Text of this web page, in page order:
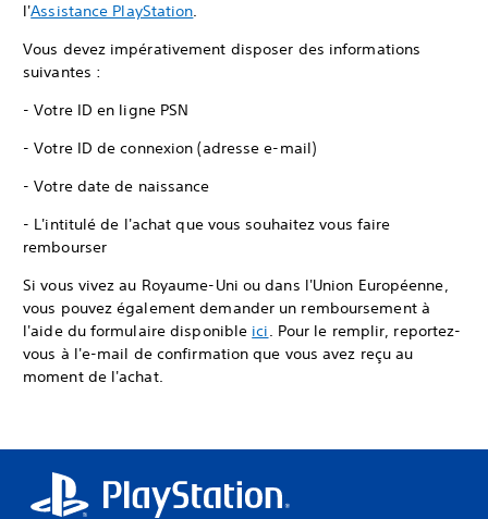
l'Assistance PlayStation.
Vous devez impérativement disposer des informations
suivantes :
- Votre ID en ligne PSN
- Votre ID de connexion (adresse e-mail)
- Votre date de naissance
- L'intitulé de l'achat que vous souhaitez vous faire
rembourser
Si vous vivez au Royaume-Uni ou dans l'Union Européenne,
vous pouvez également demander un remboursement à
l'aide du formulaire disponible ici. Pour le remplir, reportez-
vous à l'e-mail de confirmation que vous avez reçu au
moment de l'achat.